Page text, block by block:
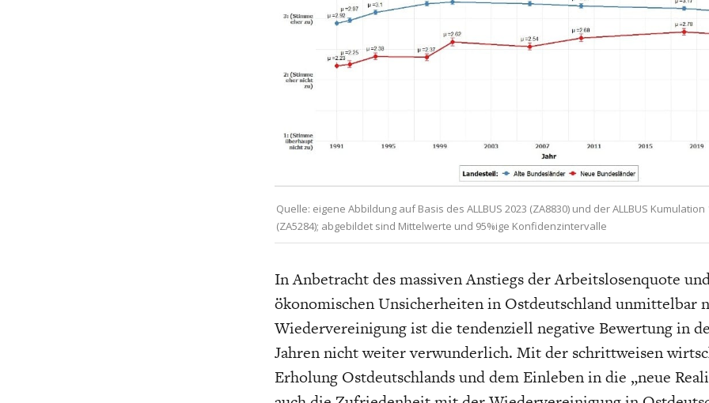
Quelle: eigene Abbildung auf Basis des ALLBUS 2023 (ZA8830) und der ALLBUS Kumulation
(ZA5284); abgebildet sind Mittelwerte und 95%ige Konfidenzintervalle
In Anbetracht des massiven Anstiegs der Arbeitslosenquote
ökonomischen Unsicherheiten in Ostdeutschland unmittelbar
Wiedervereinigung ist die tendenziell negative Bewertung in
Jahren nicht weiter verwunderlich. Mit der schrittweisen
Erholung Ostdeutschlands und dem Einleben in die „neue